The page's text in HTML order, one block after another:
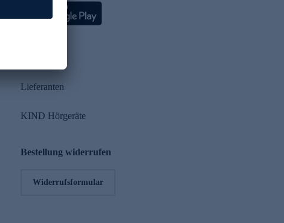
Lieferanten
KIND Hörgeräte
Bestellung widerrufen
Widerrufsformular